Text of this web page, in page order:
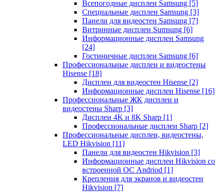
Всепогодные дисплеи Samsung [5]
Специальные дисплеи Samsung [3]
Панели для видеостен Samsung [7]
Витринные дисплеи Sumsung [6]
Информационные дисплеи Samsung
[24]
Гостиничные дисплеи Samsung [6]
Профессиональные дисплеи и видеостены
Hisense [18]
Дисплеи для видеостен Hisense [2]
Информационные дисплеи Hisense [16]
Профессиональные ЖК дисплеи и
видеостены Sharp [3]
Дисплеи 4K и 8K Sharp [1]
Профессиональные дисплеи Sharp [2]
Профессиональные дисплеи, видеостены,
LED Hikvision [11]
Панели для видеостен Hikvision [3]
Информационные дисплеи Hikvision со
встроенной ОС Andriod [1]
Крепления для экранов и видеостен
Hikvision [7]